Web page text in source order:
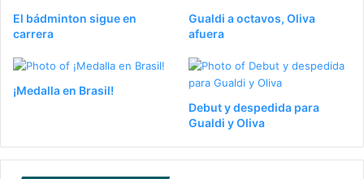
El bádminton sigue en
carrera
Gualdi a octavos, Oliva
afuera
¡Medalla en Brasil!
Debut y despedida para
Gualdi y Oliva